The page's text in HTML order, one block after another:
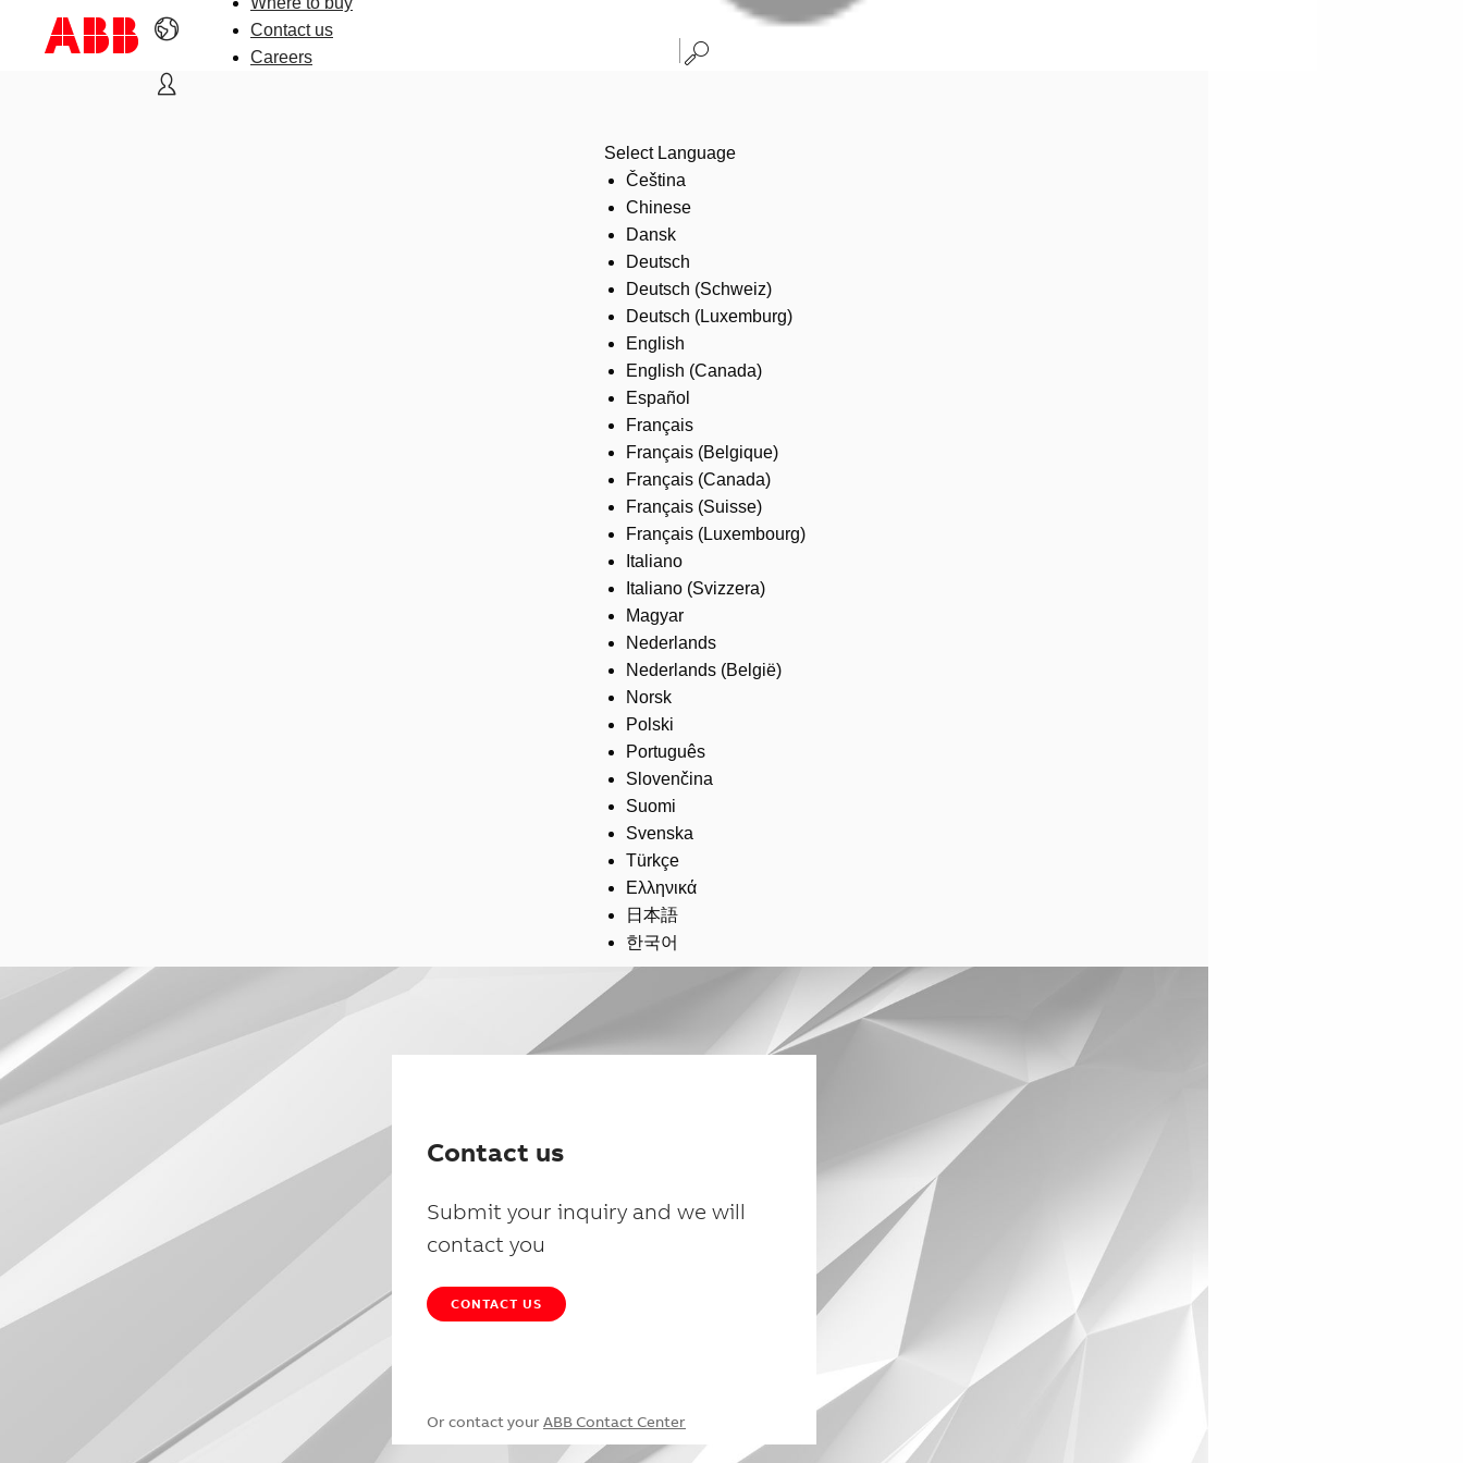
Contact us
Careers
Select Language
Čeština
Chinese
Dansk
Deutsch
Deutsch (Schweiz)
Deutsch (Luxemburg)
English
English (Canada)
Español
Français
Français (Belgique)
Français (Canada)
Français (Suisse)
Français (Luxembourg)
Italiano
Italiano (Svizzera)
Magyar
Nederlands
Nederlands (België)
Norsk
Polski
Português
Slovenčina
Suomi
Svenska
Türkçe
Ελληνικά
日本語
한국어
Contact us
Submit your inquiry and we will
contact you
CONTACT US
Or contact your ABB Contact Center